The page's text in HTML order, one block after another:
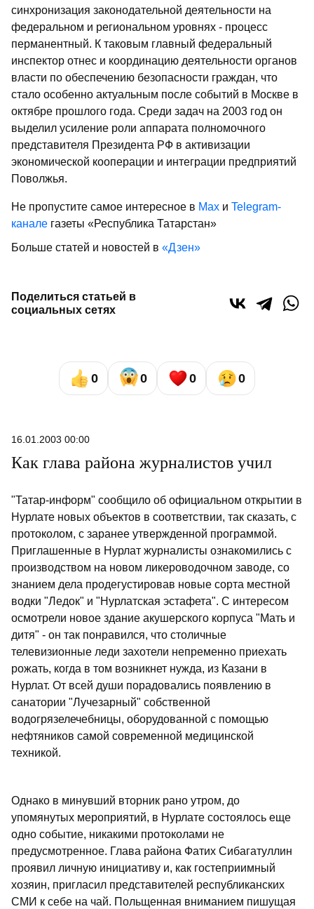
синхронизация законодательной деятельности на
федеральном и региональном уровнях - процесс
перманентный. К таковым главный федеральный
инспектор отнес и координацию деятельности органов
власти по обеспечению безопасности граждан, что
стало особенно актуальным после событий в Москве в
октябре прошлого года. Среди задач на 2003 год он
выделил усиление роли аппарата полномочного
представителя Президента РФ в активизации
экономической кооперации и интеграции предприятий
Поволжья.
Не пропустите самое интересное в Max и Telegram-
канале газеты «Республика Татарстан»
Больше статей и новостей в «Дзен»
Поделиться статьей в
социальных сетях
0 0 0 0
16.01.2003 00:00
Как глава района журналистов учил
"Татар-информ" сообщило об официальном открытии в
Нурлате новых объектов в соответствии, так сказать, с
протоколом, с заранее утвержденной программой.
Приглашенные в Нурлат журналисты ознакомились с
производством на новом ликероводочном заводе, со
знанием дела продегустировав новые сорта местной
водки "Ледок" и "Нурлатская эстафета". С интересом
осмотрели новое здание акушерского корпуса "Мать и
дитя" - он так понравился, что столичные
телевизионные леди захотели непременно приехать
рожать, когда в том возникнет нужда, из Казани в
Нурлат. От всей души порадовались появлению в
санатории "Лучезарный" собственной
водогрязелечебницы, оборудованной с помощью
нефтяников самой современной медицинской
техникой.
Однако в минувший вторник рано утром, до
упомянутых мероприятий, в Нурлате состоялось еще
одно событие, никакими протоколами не
предусмотренное. Глава района Фатих Сибагатуллин
проявил личную инициативу и, как гостеприимный
хозяин, пригласил представителей республиканских
СМИ к себе на чай. Польщенная вниманием пишущая